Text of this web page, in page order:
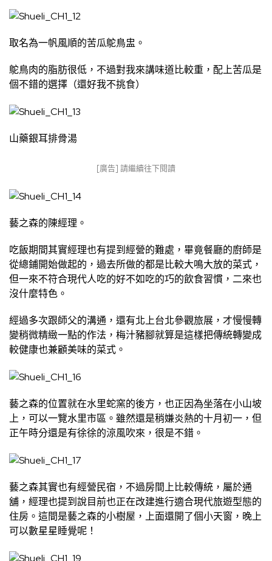
取名為一帆風順的苦瓜鴕鳥盅。
鴕鳥肉的脂肪很低，不過對我來講味道比較重，配上苦瓜是
個不錯的選擇（還好我不挑食）
山藥銀耳排骨湯
[廣告] 請繼續往下閱讀
藝之森的陳經理。
吃飯期間其實經理也有提到經營的難處，畢竟餐廳的廚師是
從總鋪開始做起的，過去所做的都是比較大鳴大放的菜式，
但一來不符合現代人吃的好不如吃的巧的飲食習慣，二來也
沒什麼特色。
經過多次跟師父的溝通，還有北上台北參觀旅展，才慢慢轉
變稍微精緻一點的作法，梅汁豬腳就算是這樣把傳統轉變成
較健康也兼顧美味的菜式。
藝之森的位置就在水里蛇窯的後方，也正因為坐落在小山坡
上，可以一覽水里市區。雖然還是稍嫌炎熱的十月初一，但
正午時分還是有徐徐的涼風吹來，很是不錯。
藝之森其實也有經營民宿，不過房間上比較傳統，屬於通
舖，經理也提到說目前也正在改建進行適合現代旅遊型態的
住房。這間是藝之森的小樹屋，上面還開了個小天窗，晚上
可以數星星睡覺呢！